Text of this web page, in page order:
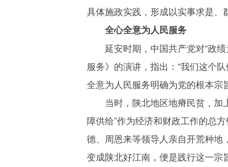
具体施政实践，形成以实事求是、
全心全意为人民服务
延安时期，中国共产党对“政
服务》的演讲，指出：“我们这个
全意为人民服务明确为党的根本宗
当时，陕北地区地瘠民贫，加
障供给”作为经济和财政工作的总
德、周恩来等领导人亲自开荒种
变成陕北好江南，便是践行这一宗